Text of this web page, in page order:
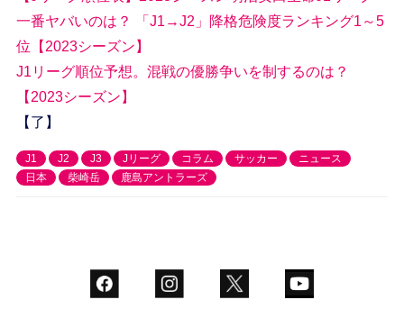
一番ヤバいのは？ 「J1→J2」降格危険度ランキング1～5
位【2023シーズン】
J1リーグ順位予想。混戦の優勝争いを制するのは？
【2023シーズン】
【了】
J1 J2 J3 Jリーグ コラム サッカー
ニュース
日本
柴崎岳 鹿島アントラーズ